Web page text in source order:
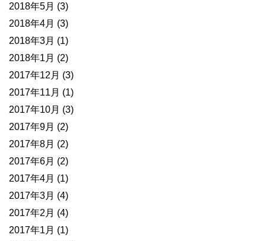
2018年5月 (3)
2018年4月 (3)
2018年3月 (1)
2018年1月 (2)
2017年12月 (3)
2017年11月 (1)
2017年10月 (3)
2017年9月 (2)
2017年8月 (2)
2017年6月 (2)
2017年4月 (1)
2017年3月 (4)
2017年2月 (4)
2017年1月 (1)